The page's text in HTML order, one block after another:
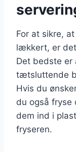
For at sikre,
lækkert, er
Det bedste er
tætsluttende
Hvis du
du også fryse
dem ind i
fryseren.